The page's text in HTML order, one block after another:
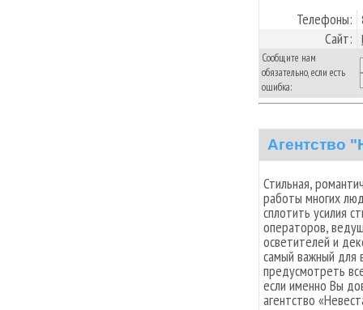
Телефоны:
Сайт:
Сообщите нам
обязательно, если есть
ошибка:
Aгентство
Стильная,
работы многих
сплотить усилия
операторов,
осветителей и
самый важный для
предусмотреть
если именно Вы
агентство